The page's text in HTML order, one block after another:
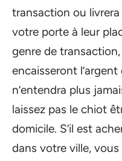
transaction ou
votre porte à leur
genre de
encaisseront
n’entendra plus
laissez pas le chiot
domicile. S’il est
dans votre ville,